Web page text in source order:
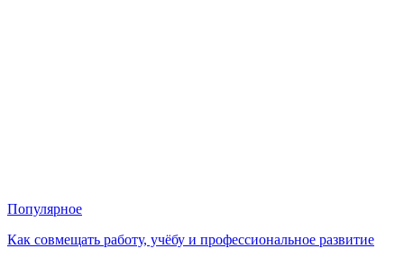
Популярное
Как совмещать работу, учёбу и профессиональное развитие